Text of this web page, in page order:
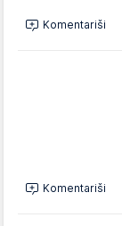
Komentariši
Komentariši